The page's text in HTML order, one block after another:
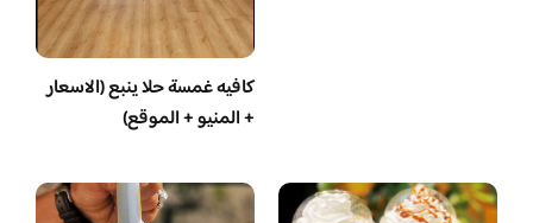
كافيه غمسة حلا ينبع (الاسعار
+ المنيو + الموقع)